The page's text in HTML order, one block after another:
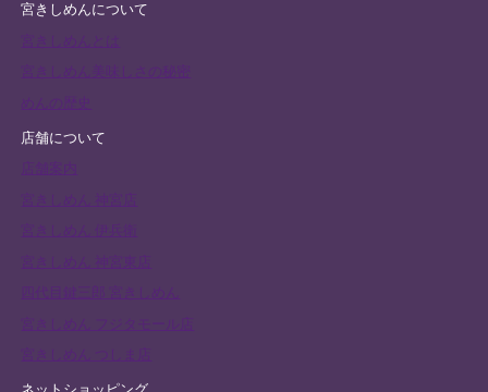
宮きしめんについて
宮きしめん美味しさの秘密
めんの歴史
店舗について
宮きしめん 神宮店
宮きしめん 神宮東店
宮きしめん フジタモール店